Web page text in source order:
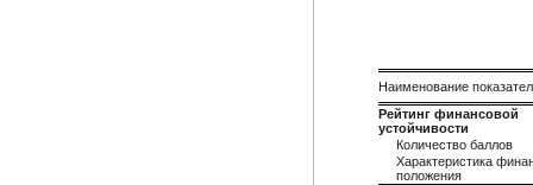
Наименование
Рейтинг финансовой
устойчивости
Количество баллов
Характеристика
положения